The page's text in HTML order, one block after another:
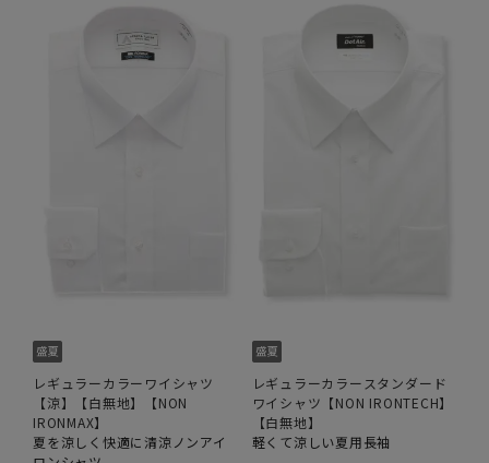
レギュラーカラーワイシャツ
【涼】【白無地】【NON
IRONMAX】
夏を涼しく快適に清涼ノンアイ
レギュラーカラースタンダード
ワイシャツ【NON IRONTECH】
【白無地】
軽くて涼しい夏用長袖